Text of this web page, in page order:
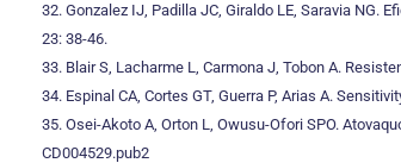
32. Gonzalez IJ, Padilla JC, Giraldo LE, Saravia
23: 38-46.
33. Blair S, Lacharme L, Carmona J, Tobon A.
34. Espinal CA, Cortes GT, Guerra P, Arias A.
35. Osei-Akoto A, Orton L, Owusu-Ofori SPO.
CD004529.pub2